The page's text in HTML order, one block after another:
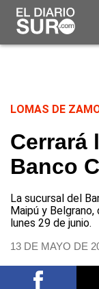
LOMAS DE
Cerrará
Banco
La sucursal del
Maipú y
lunes 29 de junio.
13 DE MAYO DE